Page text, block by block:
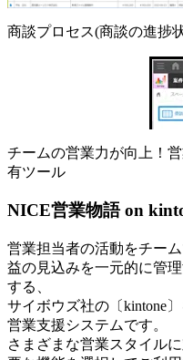
商談プロセス(商談の進捗
チームの営業力が向上！
有ツール
NICE営業物語 on
営業担当者の活動をチー
益の見込みを一元的に管
する、
サイボウズ社の〔kintone
営業支援システムです。
さまざまな営業スタイル